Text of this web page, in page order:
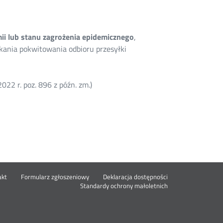
lub stanu zagrożenia epidemicznego,
pokwitowania odbioru przesyłki
r. poz. 896 z późn. zm.)
Formularz zgłoszeniowy Nowa
karta
Deklaracja dostępności
Standardy ochrony małoletnich